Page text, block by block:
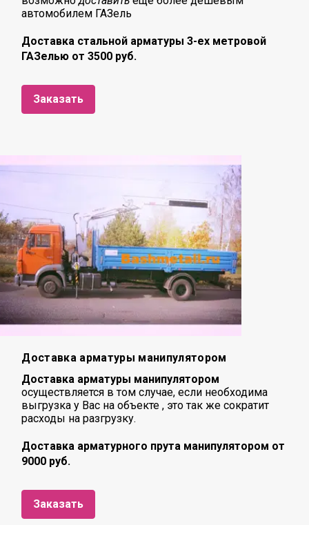
автомобилем ГАЗель
Доставка стальной арматуры 3-ех метровой
ГАЗелью от 3500 руб.
Заказать
Доставка арматуры манипулятором
Доставка арматуры манипулятором
осуществляется в том случае, если необходима
выгрузка у Вас на объекте , это так же сократит
расходы на разгрузку.
Доставка арматурного прута манипулятором от
9000 руб.
Заказать